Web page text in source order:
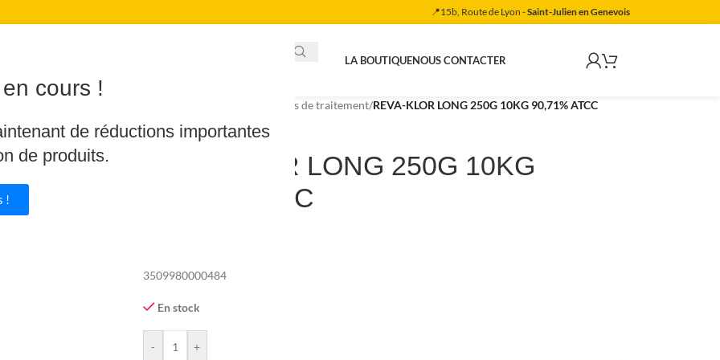
cours !
de réductions importantes
de produits.
!
📍15b, Route de Lyon -Saint-Julien en Genevois
LA BOUTIQUENOUS CONTACTER
Produits de traitement/REVA-KLOR LONG 250G 10KG 90,71% ATCC
REVA-KLOR LONG 250G 10KG
90,71% ATCC
3509980000484
En stock
- +